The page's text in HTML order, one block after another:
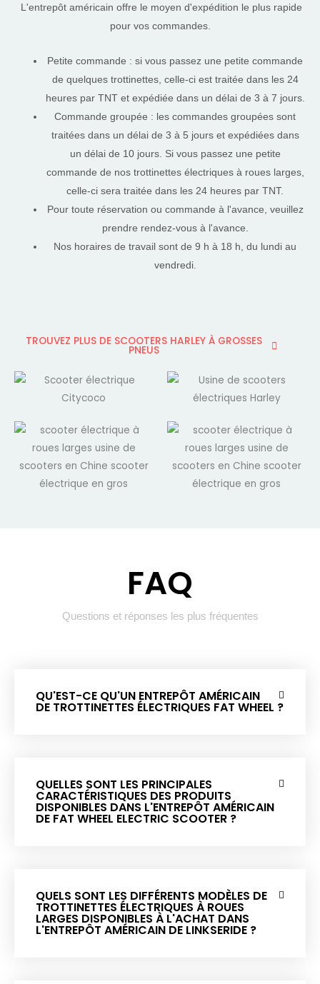
L'entrepôt américain offre le moyen d'expédition le plus rapide
pour vos commandes.
Petite commande : si vous passez une petite commande
de quelques trottinettes, celle-ci est traitée dans les 24
heures par TNT et expédiée dans un délai de 3 à 7 jours.
Commande groupée : les commandes groupées sont
traitées dans un délai de 3 à 5 jours et expédiées dans
un délai de 10 jours. Si vous passez une petite
commande de nos trottinettes électriques à roues larges,
celle-ci sera traitée dans les 24 heures par TNT.
Pour toute réservation ou commande à l'avance, veuillez
prendre rendez-vous à l'avance.
Nos horaires de travail sont de 9 h à 18 h, du lundi au
vendredi.
TROUVEZ PLUS DE SCOOTERS HARLEY À GROSSES
PNEUS
FAQ
Questions et réponses les plus fréquentes
QU'EST-CE QU'UN ENTREPÔT AMÉRICAIN
DE TROTTINETTES ÉLECTRIQUES FAT WHEEL ?
QUELLES SONT LES PRINCIPALES
CARACTÉRISTIQUES DES PRODUITS
DISPONIBLES DANS L'ENTREPÔT AMÉRICAIN
DE FAT WHEEL ELECTRIC SCOOTER ?
QUELS SONT LES DIFFÉRENTS MODÈLES DE
TROTTINETTES ÉLECTRIQUES À ROUES
LARGES DISPONIBLES À L'ACHAT DANS
L'ENTREPÔT AMÉRICAIN DE LINKSERIDE ?